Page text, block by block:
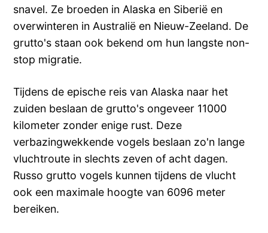
snavel. Ze broeden in Alaska en Siberië en
overwinteren in Australië en Nieuw-Zeeland. De
grutto's staan ook bekend om hun langste non-
stop migratie.
Tijdens de epische reis van Alaska naar het
zuiden beslaan de grutto's ongeveer 11000
kilometer zonder enige rust. Deze
verbazingwekkende vogels beslaan zo'n lange
vluchtroute in slechts zeven of acht dagen.
Russo grutto vogels kunnen tijdens de vlucht
ook een maximale hoogte van 6096 meter
bereiken.